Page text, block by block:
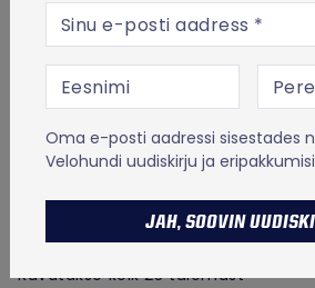
TOOTED
Kuvatakse kõik 23 tulemustSorditud
TOIT JA TREENING
VABA AEG
% SOODUS
MICRO TÕUKERATASTE
E-posti aadress
Oma e-posti aadressi sisestades
Velohundi uudiskirju ja
JAH, SOOVIN